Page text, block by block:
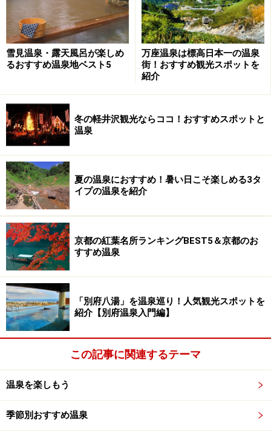
雪見温泉・露天風呂が楽しめ
るおすすめ温泉地ベスト5
万座温泉は標高日本一の温泉
街！おすすめ観光スポットを
紹介
冬の軽井沢観光ならココ！おすすめスポットと
温泉
夏の温泉におすすめ！暑い日こそ楽しめる3タ
イプの温泉を紹介
京都の紅葉名所ランキングBEST5＆京都のお
すすめ温泉
「別府八湯」を温泉巡り！人気観光スポットを
紹介【別府温泉入門編】
この記事に関連するテーマ
温泉を楽しもう
季節別おすすめ温泉